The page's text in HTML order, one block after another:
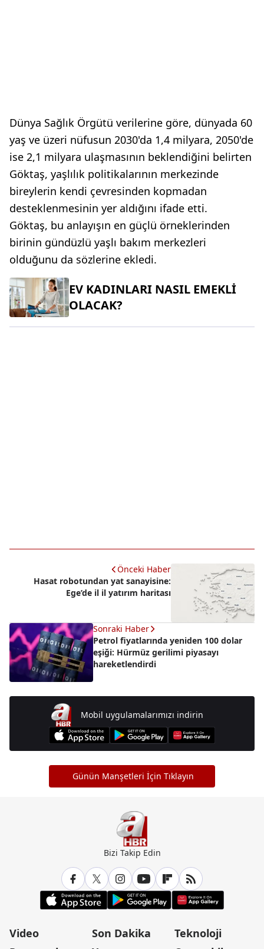
Dünya Sağlık Örgütü verilerine göre, dünyada 60
yaş ve üzeri nüfusun 2030'da 1,4 milyara, 2050'de
ise 2,1 milyara ulaşmasının beklendiğini belirten
Göktaş, yaşlılık politikalarının merkezinde
bireylerin kendi çevresinden kopmadan
desteklenmesinin yer aldığını ifade etti.
Göktaş, bu anlayışın en güçlü örneklerinden
birinin gündüzlü yaşlı bakım merkezleri
olduğunu da sözlerine ekledi.
EV KADINLARI NASIL EMEKLİ
OLACAK?
Önceki Haber
Hasat robotundan yat sanayisine:
Ege’de il il yatırım haritası
Sonraki Haber
Petrol fiyatlarında yeniden 100 dolar
eşiği: Hürmüz gerilimi piyasayı
hareketlendirdi
Mobil uygulamalarımızı indirin
Günün Manşetleri İçin Tıklayın
Bizi Takip Edin
Video
Son Dakika
Teknoloji